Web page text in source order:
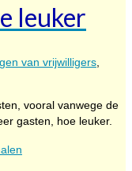
leuker
van vrijwilligers
vooral vanwege de
gasten, hoe leuker.